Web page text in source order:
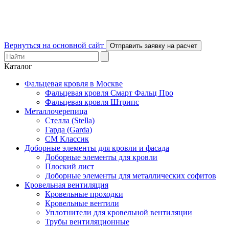
Вернуться на основной сайт Отправить заявку на расчет
Каталог
Фальцевая кровля в Москве
Фальцевая кровля Смарт Фальц Про
Фальцевая кровля Штрипс
Металлочерепица
Стелла (Stella)
Гарда (Garda)
СМ Классик
Доборные элементы для кровли и фасада
Доборные элементы для кровли
Плоский лист
Доборные элементы для металлических софитов
Кровельная вентиляция
Кровельные проходки
Кровельные вентили
Уплотнители для кровельной вентиляции
Трубы вентиляционные